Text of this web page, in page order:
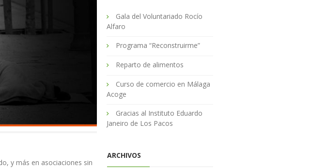
y más en asociaciones sin
Gala del Voluntariado Rocío
Alfaro
Programa “Reconstruirme”
Reparto de alimentos
Curso de comercio en Málaga
Acoge
Gracias al Instituto Eduardo
Janeiro de Los Pacos
ARCHIVOS